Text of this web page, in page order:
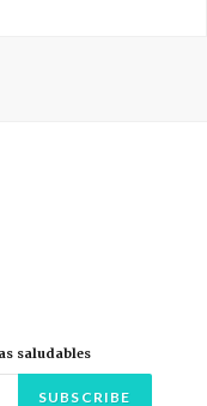
saludables